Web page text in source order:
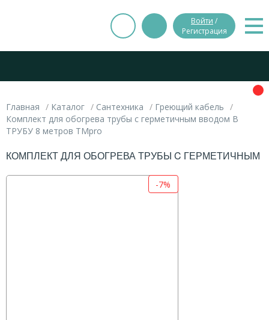
Войти /
Регистрация
Главная Каталог Сантехника
Греющий кабель
Комплект для обогрева трубы c герметичным вводом В
ТРУБУ 8 метров TMpro
КОМПЛЕКТ ДЛЯ ОБОГРЕВА ТРУБЫ C ГЕРМЕТИЧНЫМ
-7%